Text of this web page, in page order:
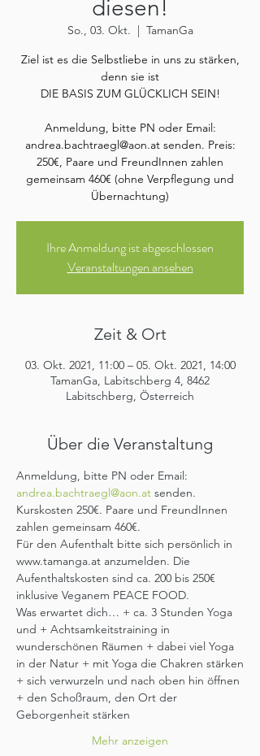
diesen!
So., 03. Okt.
  |
TamanGa
Ziel ist es die Selbstliebe in uns zu stärken,
denn sie ist
DIE BASIS ZUM GLÜCKLICH SEIN!
Anmeldung, bitte PN oder Email:
andrea.bachtraegl@aon.at senden. Preis:
250€, Paare und FreundInnen zahlen
gemeinsam 460€ (ohne Verpflegung und
Übernachtung)
Ihre Anmeldung ist abgeschlossen
Veranstaltungen ansehen
Zeit & Ort
03. Okt. 2021, 11:00 – 05. Okt. 2021, 14:00
TamanGa, Labitschberg 4, 8462
Labitschberg, Österreich
Über die Veranstaltung
Anmeldung, bitte PN oder Email:
andrea.bachtraegl@aon.at senden.
Kurskosten 250€. Paare und FreundInnen
zahlen gemeinsam 460€.
Für den Aufenthalt bitte sich persönlich in
www.tamanga.at anzumelden. Die
Aufenthaltskosten sind ca. 200 bis 250€
inklusive Veganem PEACE FOOD.
Was erwartet dich… + ca. 3 Stunden Yoga
und + Achtsamkeitstraining in
wunderschönen Räumen + dabei viel Yoga
in der Natur + mit Yoga die Chakren stärken
+ sich verwurzeln und nach oben hin öffnen
+ den Schoßraum, den Ort der
Geborgenheit stärken
Mehr anzeigen